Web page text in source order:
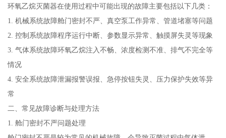
环氧乙烷灭菌器在使用过程中可能出现的故障主要包括以下几类：
1. 机械系统故障舱门密封不严、真空泵工作异常、管道堵塞等问题
2. 控制系统故障程序运行中断、参数显示异常、触摸屏失灵等现象
3. 气体系统故障环氧乙烷注入不畅、浓度检测不准、排气不完全等
情况
4. 安全系统故障泄漏报警误报、急停按钮失灵、压力保护失效等异
常
二、常见故障诊断与处理方法
1. 舱门密封不严问题处理